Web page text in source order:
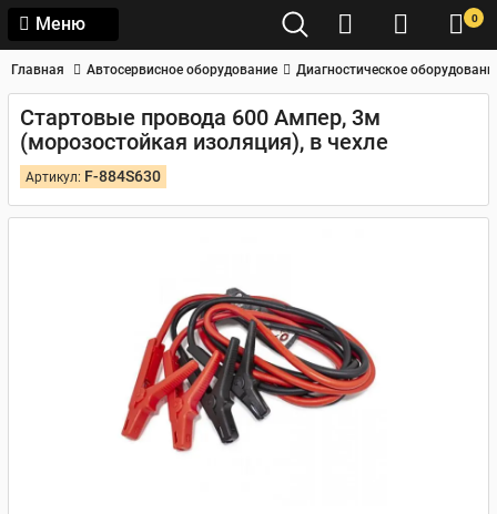
Меню 0
Главная Автосервисное оборудование Диагностическое
Стартовые провода 600 Aмпер, 3м
(морозостойкая изоляция), в чехле
Артикул: F-884S630